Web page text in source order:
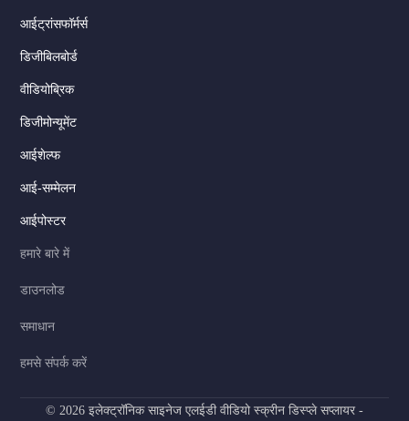
आईट्रांसफॉर्मर्स
डिजीबिलबोर्ड
वीडियोब्रिक
डिजीमोन्यूमेंट
आईशेल्फ
आई-सम्मेलन
आईपोस्टर
हमारे बारे में
डाउनलोड
समाधान
हमसे संपर्क करें
© 2026 इलेक्ट्रॉनिक साइनेज एलईडी वीडियो स्क्रीन डिस्प्ले सप्लायर -
Portuguese
Italian
Serbian